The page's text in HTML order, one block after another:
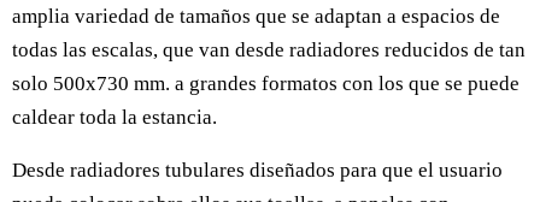
amplia variedad de tamaños que se adaptan a espacios de
todas las escalas, que van desde radiadores reducidos de tan
solo 500x730 mm. a grandes formatos con los que se puede
caldear toda la estancia.
Desde radiadores tubulares diseñados para que el usuario